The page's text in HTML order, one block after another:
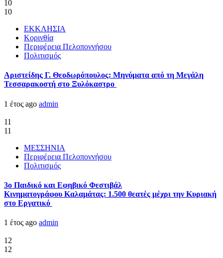
10
10
ΕΚΚΛΗΣΙΑ
Κορινθία
Περιφέρεια Πελοποννήσου
Πολιτισμός
Αριστείδης Γ. Θεοδωρόπουλος: Μηνύματα από τη Μεγάλη
Τεσσαρακοστή στο Ξυλόκαστρο
1 έτος ago admin
11
11
ΜΕΣΣΗΝΙΑ
Περιφέρεια Πελοποννήσου
Πολιτισμός
3ο Παιδικό και Εφηβικό Φεστιβάλ
Κινηματογράφου Καλαμάτας: 1.500 θεατές μέχρι την Κυριακή
στο Εργατικό
1 έτος ago admin
12
12